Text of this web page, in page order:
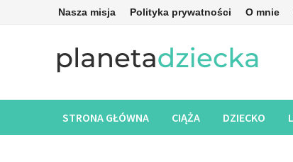
Nasza misja Polityka prywatności O mnie
STRONA GŁÓWNA CIĄŻA DZIECKO